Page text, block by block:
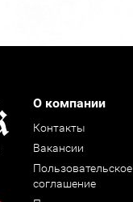
О компании
Контакты
Вакансии
Пользовательское
соглашение